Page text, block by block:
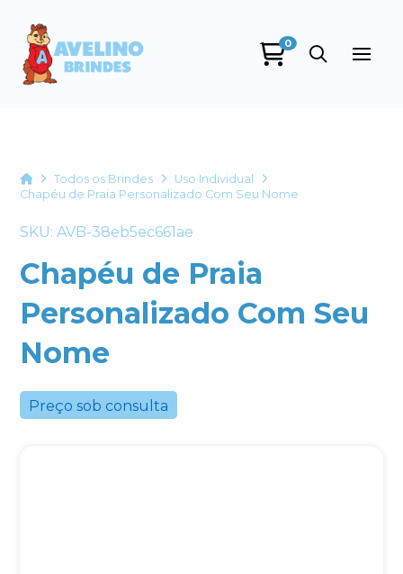
0
HomeTodos os Brindes
Uso Individual
Chapéu de Praia Personalizado Com Seu Nome
SKU: AVB-38eb5ec661ae
Chapéu de Praia
Personalizado Com Seu
Nome
Preço sob consulta
+55